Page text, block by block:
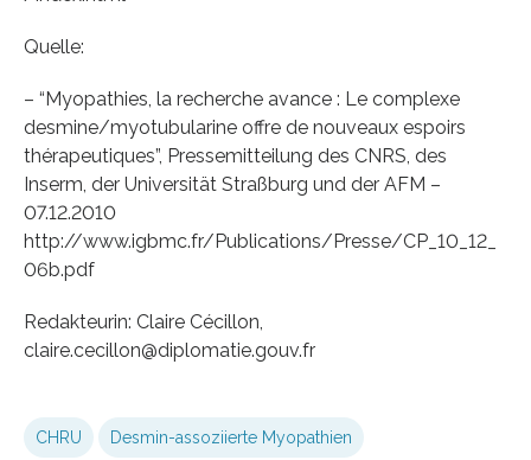
Quelle:
– “Myopathies, la recherche avance : Le complexe
desmine/myotubularine offre de nouveaux espoirs
thérapeutiques”, Pressemitteilung des CNRS, des
Inserm, der Universität Straßburg und der AFM –
07.12.2010
http://www.igbmc.fr/Publications/Presse/CP_10_12_
06b.pdf
Redakteurin: Claire Cécillon,
claire.cecillon@diplomatie.gouv.fr
CHRU Desmin-assoziierte Myopathien